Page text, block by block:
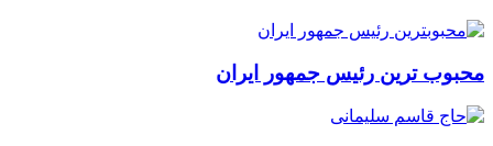
محبوب ترین رئیس جمهور ایران